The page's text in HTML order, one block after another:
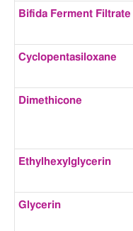
Bifida Ferment Filtrate
Cyclopentasiloxane
Dimethicone
Ethylhexylglycerin
Glycerin